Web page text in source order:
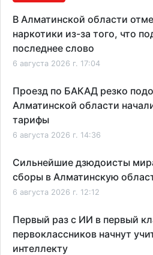
В Алматинской области
наркотики из-за того, что
последнее слово
6 августа 2026 г. 17:04
Проезд по БАКАД резко
Алматинской области
тарифы
6 августа 2026 г. 14:36
Сильнейшие дзюдоисты
сборы в Алматинскую
6 августа 2026 г. 12:12
Первый раз с ИИ в первый
первоклассников начнут
интеллекту